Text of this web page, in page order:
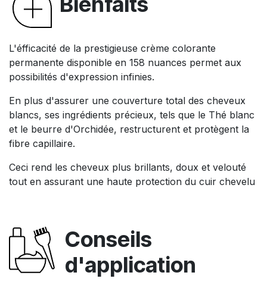
L'éfficacité de la prestigieuse crème colorante
permanente disponible en 158 nuances permet aux
possibilités d'expression infinies.
En plus d'assurer une couverture total des cheveux
blancs, ses ingrédients précieux, tels que le Thé blanc
et le beurre d'Orchidée, restructurent et protègent la
fibre capillaire.
Ceci rend les cheveux plus brillants, doux et velouté
tout en assurant une haute protection du cuir chevelu
Conseils
d'application